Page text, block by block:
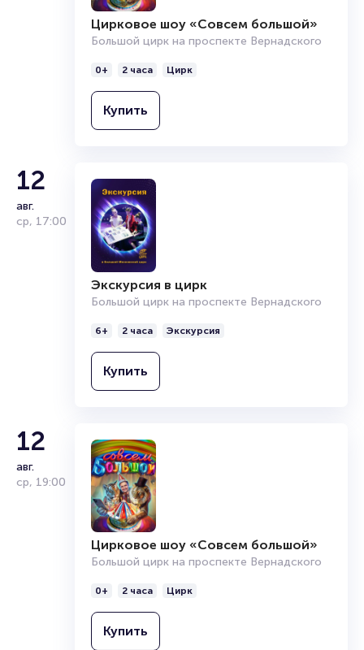
Цирковое шоу «Совсем большой»
Большой цирк на проспекте Вернадского
0+ 2 часа Цирк
Купить
12
авг.
ср, 17:00
Экскурсия в цирк
Большой цирк на проспекте Вернадского
6+ 2 часа Экскурсия
Купить
12
авг.
ср, 19:00
Цирковое шоу «Совсем большой»
Большой цирк на проспекте Вернадского
0+ 2 часа Цирк
Купить